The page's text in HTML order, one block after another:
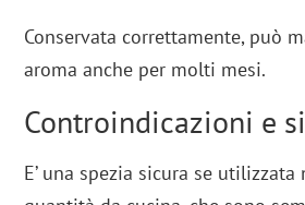
Conservata correttamente, può
aroma anche per molti mesi.
Controindicazioni e
E’ una spezia sicura se